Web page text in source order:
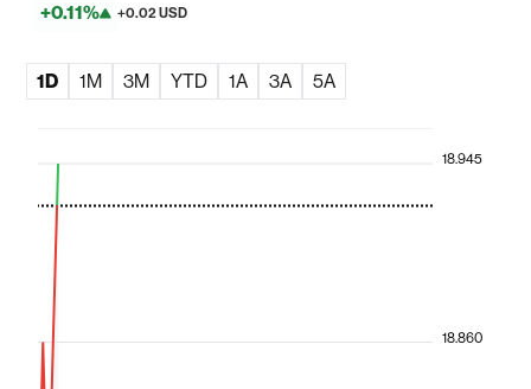
+0.11% +0.02 USD
1D 1M 3M YTD 1A 3A 5A
18.860
18.945